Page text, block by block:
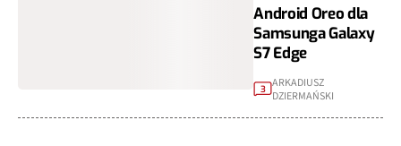
Android Oreo dla
Samsunga Galaxy
S7 Edge
3 ARKADIUSZ
DZIERMAŃSKI